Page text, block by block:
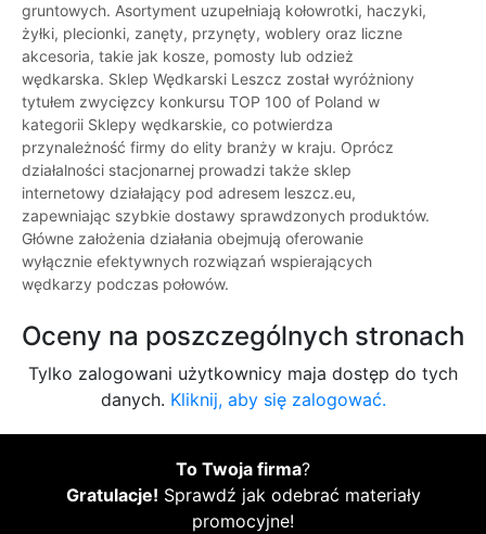
gruntowych. Asortyment uzupełniają kołowrotki, haczyki,
żyłki, plecionki, zanęty, przynęty, woblery oraz liczne
akcesoria, takie jak kosze, pomosty lub odzież
wędkarska. Sklep Wędkarski Leszcz został wyróżniony
tytułem zwycięzcy konkursu TOP 100 of Poland w
kategorii Sklepy wędkarskie, co potwierdza
przynależność firmy do elity branży w kraju. Oprócz
działalności stacjonarnej prowadzi także sklep
internetowy działający pod adresem leszcz.eu,
zapewniając szybkie dostawy sprawdzonych produktów.
Główne założenia działania obejmują oferowanie
wyłącznie efektywnych rozwiązań wspierających
wędkarzy podczas połowów.
Oceny na poszczególnych stronach
Tylko zalogowani użytkownicy maja dostęp do tych
danych. Kliknij, aby się zalogować.
To Twoja firma?
Gratulacje! Sprawdź jak odebrać materiały
promocyjne!